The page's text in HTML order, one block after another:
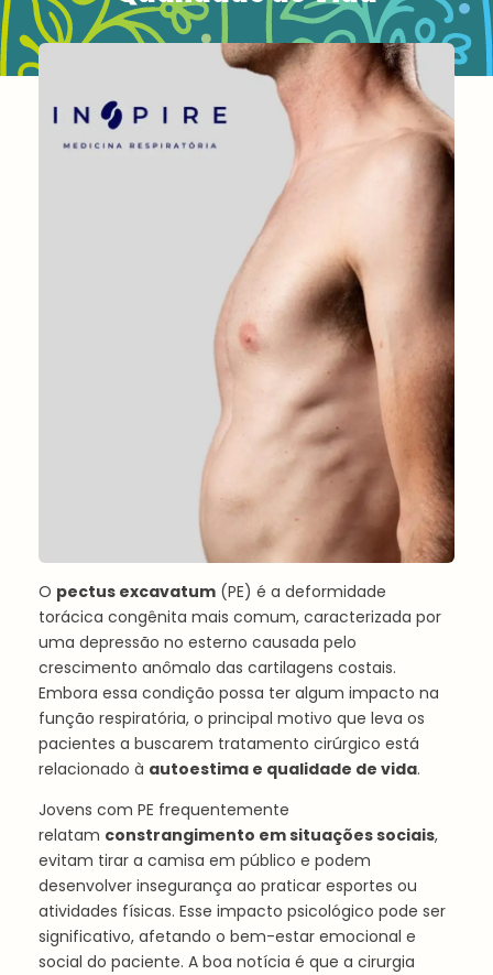
O pectus excavatum (PE) é a deformidade
torácica congênita mais comum, caracterizada por
uma depressão no esterno causada pelo
crescimento anômalo das cartilagens costais.
Embora essa condição possa ter algum impacto na
função respiratória, o principal motivo que leva os
pacientes a buscarem tratamento cirúrgico está
relacionado à autoestima e qualidade de vida.
Jovens com PE frequentemente
relatam constrangimento em situações sociais,
evitam tirar a camisa em público e podem
desenvolver insegurança ao praticar esportes ou
atividades físicas. Esse impacto psicológico pode ser
significativo, afetando o bem-estar emocional e
social do paciente. A boa notícia é que a cirurgia